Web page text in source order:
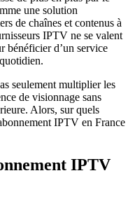
une solution
de chaînes et contenus à
IPTV ne se valent
bénéficier d’un service
seulement multiplier les
de visionnage sans
Alors, sur quels
IPTV en France
IPTV